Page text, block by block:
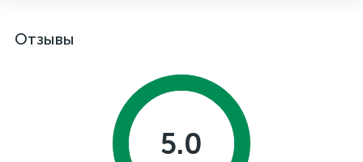
Отзывы
5.0